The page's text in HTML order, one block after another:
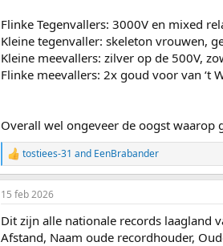
Flinke Tegenvallers: 3000V en mixed
Kleine tegenvaller: skeleton vrouwen,
Kleine meevallers: zilver op de 500V,
Flinke meevallers: 2x goud voor van ‘t
Overall wel ongeveer de oogst waarop
R
e
a
c
i
o
tostiees-31 and EenBrabander
15 feb 2026
Dit zijn alle nationale records laagland
Afstand, Naam oude recordhouder,